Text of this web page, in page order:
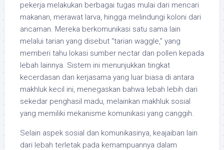
pekerja melakukan berbagai tugas mulai dari mencari
makanan, merawat larva, hingga melindungi koloni dari
ancaman. Mereka berkomunikasi satu sama lain
melalui tarian yang disebut “tarian waggle,” yang
memberi tahu lokasi sumber nectar dan pollen kepada
lebah lainnya. Sistem ini menunjukkan tingkat
kecerdasan dan kerjasama yang luar biasa di antara
makhluk kecil ini, menegaskan bahwa lebah lebih dari
sekedar penghasil madu, melainkan makhluk sosial
yang memiliki mekanisme komunikasi yang canggih.
Selain aspek sosial dan komunikasinya, keajaiban lain
dari lebah terletak pada kemampuannya dalam